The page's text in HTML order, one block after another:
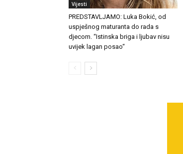
Vijesti
PREDSTAVLJAMO: Luka Bokić, od
uspješnog maturanta do rada s
djecom. “Istinska briga i ljubav nisu
uvijek lagan posao“